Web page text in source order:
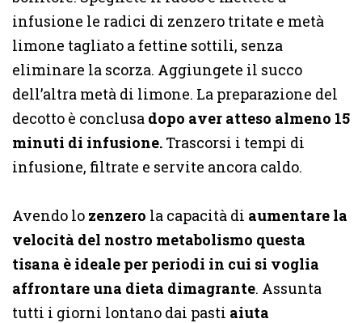
infusione le radici di zenzero tritate e metà
limone tagliato a fettine sottili, senza
eliminare la scorza. Aggiungete il succo
dell’altra metà di limone. La preparazione del
decotto è conclusa dopo aver atteso almeno 15
minuti di infusione. Trascorsi i tempi di
infusione, filtrate e servite ancora caldo.
Avendo lo zenzero la capacità di aumentare la
velocità del nostro metabolismo questa
tisana è ideale per periodi in cui si voglia
affrontare una dieta dimagrante. Assunta
tutti i giorni lontano dai pasti aiuta